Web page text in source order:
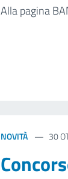
Alla pagina
NOVITÀ 30